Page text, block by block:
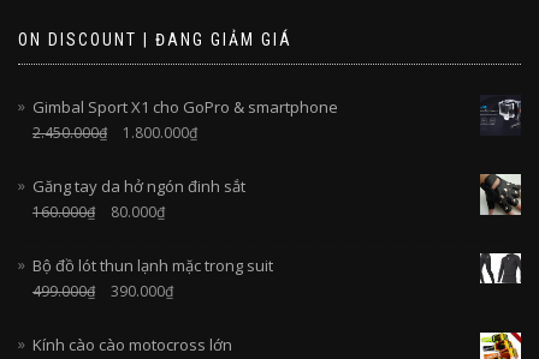
ON DISCOUNT | ĐANG GIẢM GIÁ
Gimbal Sport X1 cho GoPro & smartphone
2.450.000₫ 1.800.000₫
Găng tay da hở ngón đinh sắt
160.000₫ 80.000₫
Bộ đồ lót thun lạnh mặc trong suit
499.000₫ 390.000₫
Kính cào cào motocross lớn